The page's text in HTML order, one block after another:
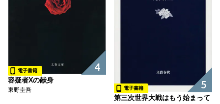
4
電子書籍
容疑者Xの献身
東野圭吾 5
電子書籍
第三次世界大戦はもう始まって